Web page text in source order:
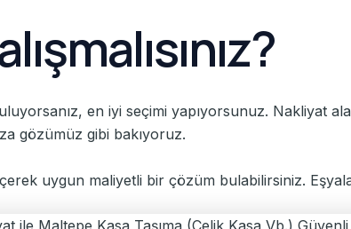
en iyi seçimi yapıyorsunuz. Nakliyat
gözümüz gibi bakıyoruz.
uygun maliyetli bir çözüm bulabilirsiniz.